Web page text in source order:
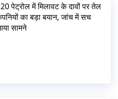
पेट्रोल में मिलावट के दावों पर तेल
का बड़ा बयान, जांच में सच
सामने